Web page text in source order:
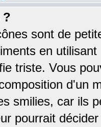
?
sont de
en
triste. Vous
d'un
smilies, car ils
pourrait